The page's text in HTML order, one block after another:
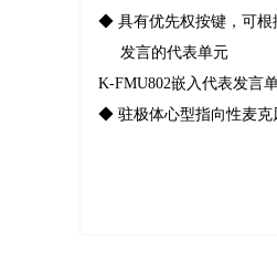
◆ 具有优先权按键，可根
发言的代表单元
K-FMU802嵌入代表发言
◆ 驻极体心型指向性麦克